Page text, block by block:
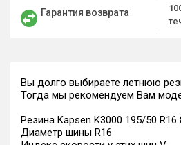
Гарантия возврата
Вы долго выбираете летнюю
Тогда мы рекомендуем Вам
Резина Kapsen K3000 195/50 R16
Диаметр шины R16